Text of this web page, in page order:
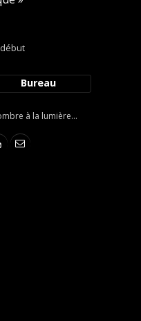
Bureau
à la lumière...